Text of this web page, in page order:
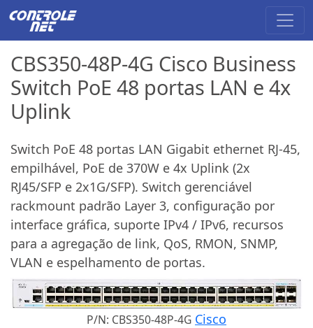
CBS350-48P-4G Cisco Business
Switch PoE 48 portas LAN e 4x
Uplink
Switch PoE 48 portas LAN Gigabit ethernet RJ-45,
empilhável, PoE de 370W e 4x Uplink (2x
RJ45/SFP e 2x1G/SFP). Switch gerenciável
rackmount padrão Layer 3, configuração por
interface gráfica, suporte IPv4 / IPv6, recursos
para a agregação de link, QoS, RMON, SNMP,
VLAN e espelhamento de portas.
P/N: CBS350-48P-4G Cisco